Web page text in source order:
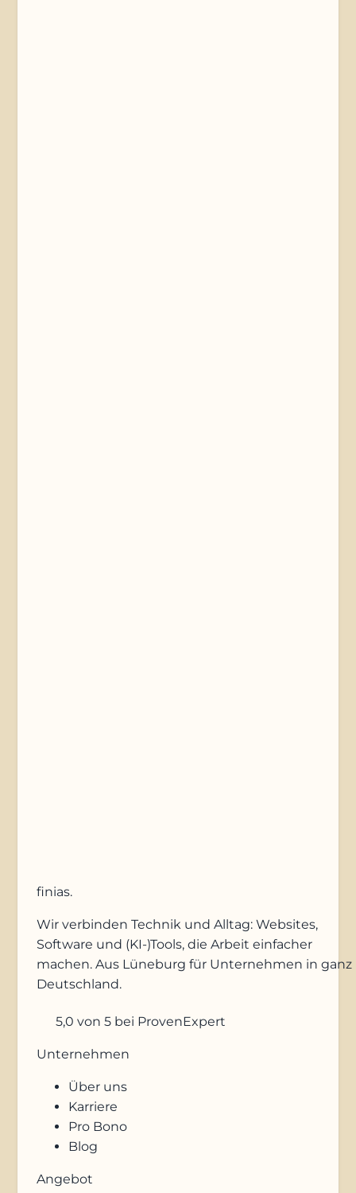
finias.
Wir verbinden Technik und Alltag: Websites,
Software und (KI-)Tools, die Arbeit einfacher
machen. Aus Lüneburg für Unternehmen in ganz
Deutschland.
5,0 von 5 bei ProvenExpert
Unternehmen
Über uns
Karriere
Pro Bono
Blog
Angebot